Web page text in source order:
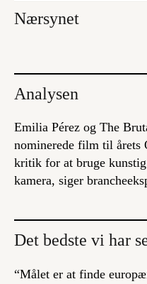
Nærsynet
Analysen
Emilia Pérez og The
nominerede film til årets
kritik for at bruge
kamera, siger
Det bedste vi har
“Målet er at finde